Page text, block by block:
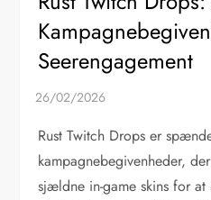
Seerengagement
Rust Twitch Drops er
kampagnebegivenheder,
sjældne in-game skins for at